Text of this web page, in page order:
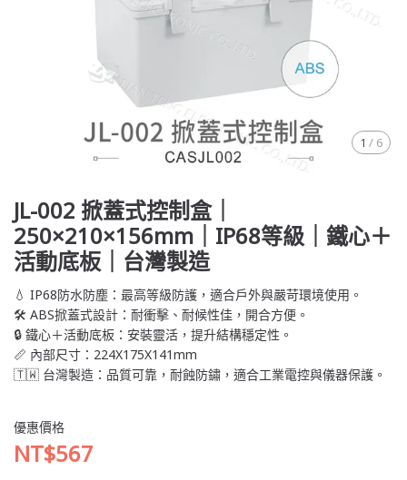
1 / 6
JL-002 掀蓋式控制盒｜
250×210×156mm｜IP68等級｜鐵心＋
活動底板｜台灣製造
💧 IP68防水防塵：最高等級防護，適合戶外與嚴苛環境使用。
🛠️ ABS掀蓋式設計：耐衝擊、耐候性佳，開合方便。
🔒 鐵心＋活動底板：安裝靈活，提升結構穩定性。
📏 內部尺寸：224X175X141mm
🇹🇼 台灣製造：品質可靠，耐蝕防鏽，適合工業電控與儀器保護。
優惠價格
NT$567